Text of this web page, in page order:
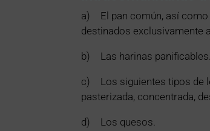
a) El pan común, así como
destinados exclusivamente
b) Las harinas panificables.
c) Los siguientes tipos de
pasterizada, concentrada,
d) Los quesos.